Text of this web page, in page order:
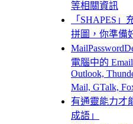
等相關資訊
「SHAPES
拼圖，你準備
電腦中的
Outlook,
Mail, GTalk,
有通靈能力才
成語」